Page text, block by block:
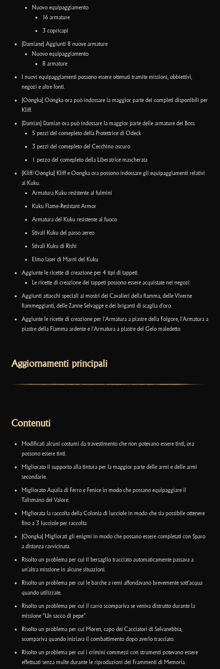
Nuovo equipaggiamento
16 armature
3 copricapi
[Damiane] Aggiunti 8 nuove armature
Nuovo equipaggiamento
8 armature
I nuovi equipaggiamenti possono essere ottenuti tramite missioni, obbiettivi,
negozi e altre fonti.
[Oongka] Oongka ora può indossare la maggior parte dei completi disponibili per
Kliff.
[Damian] Damian ora può indossare la maggior parte delle armature dei Boss.
5 pezzi del comepleto della Protettrice di Odeck
3 pezzi del comepleto del Cecchino oscuro
1 pezzo del comepleto della Liberatrice mascherata
[Kliff/Oongka] Kliff e Oongka ora possono indossare gli equipaggiamenti relativi
ai Kuku.
Armatura Kuku resistente ai fulmini
Kuku Flame-Resistant Armor
Armatura del Kuku resistente al fuoco
Stivali Kuku del passo aereo
Stivali Kuku di Rishi
Elmo laser di Marni del Kuku
Aggiunte le ricette di creazione per 4 tipi di tappeti.
Le ricette di creazione dei tappeti possono essere acquistate nei negozi.
Aggiunti attacchi speciali ai mostri dei Cavalieri della fiamma, delle Viverne
fiammeggianti, delle Zanne Selvagge e dei briganti di scaglia d'oro.
Aggiunte le ricette di creazione per l'Armatura a piastre della Folgore, l'Armatura a
piastre della Fiamma ardente e l'Armatura a piastre del Gelo maledetto.
Aggiornamenti principali
Contenuti
Modificati alcuni costumi da travestimento che non potevano essere tinti, ora
possono essere tinti.
Migliorato il supporto alla tintura per la maggior parte delle armi e delle armi
secondarie.
Migliorato Aquila di Ferro e Fenice in modo che possano equipaggiare il
Talismano del Valore.
Migliorata la raccolta della Colonia di lucciole in modo che sia possibile ottenere
fino a 3 lucciole per raccolta.
[Oongka] Migliorati gli enigmi in modo che possano essere completati con Sparo
a distanza ravvicinata.
Risolto un problema per cui il bersaglio tracciato automaticamente passava a
un’altra missione in alcune situazioni.
Risolto un problema per cui le barche a remi affondavano brevemente sott’acqua
quando utilizzate.
Risolto un problema per cui il carro scompariva se veniva distrutto durante la
missione “Un sacco di pepe”.
Risolto un problema per cui Moren, capo dei Cacciatori di Selvanebbia,
scompariva quando iniziava il combattimento dopo averlo tracciato.
Risolto un problema per cui i crimini commessi con strumenti potevano essere
effettuati senza multe durante le riproduzioni dei Frammenti di Memoria.